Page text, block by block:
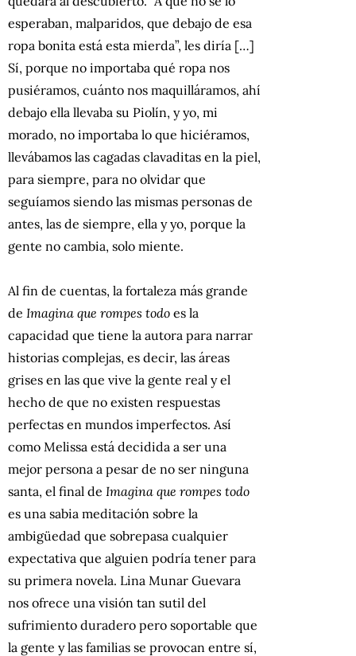
esperaban, malparidos, que debajo de esa
ropa bonita está esta mierda”, les diría […]
Sí, porque no importaba qué ropa nos
pusiéramos, cuánto nos maquilláramos, ahí
debajo ella llevaba su Piolín, y yo, mi
morado, no importaba lo que hiciéramos,
llevábamos las cagadas clavaditas en la piel,
para siempre, para no olvidar que
seguíamos siendo las mismas personas de
antes, las de siempre, ella y yo, porque la
gente no cambia, solo miente.
Al fin de cuentas, la fortaleza más grande
de Imagina que rompes todo es la
capacidad que tiene la autora para narrar
historias complejas, es decir, las áreas
grises en las que vive la gente real y el
hecho de que no existen respuestas
perfectas en mundos imperfectos. Así
como Melissa está decidida a ser una
mejor persona a pesar de no ser ninguna
santa, el final de Imagina que rompes todo
es una sabia meditación sobre la
ambigüedad que sobrepasa cualquier
expectativa que alguien podría tener para
su primera novela. Lina Munar Guevara
nos ofrece una visión tan sutil del
sufrimiento duradero pero soportable que
la gente y las familias se provocan entre sí,